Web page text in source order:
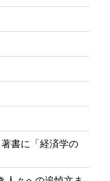
書に「経済学の